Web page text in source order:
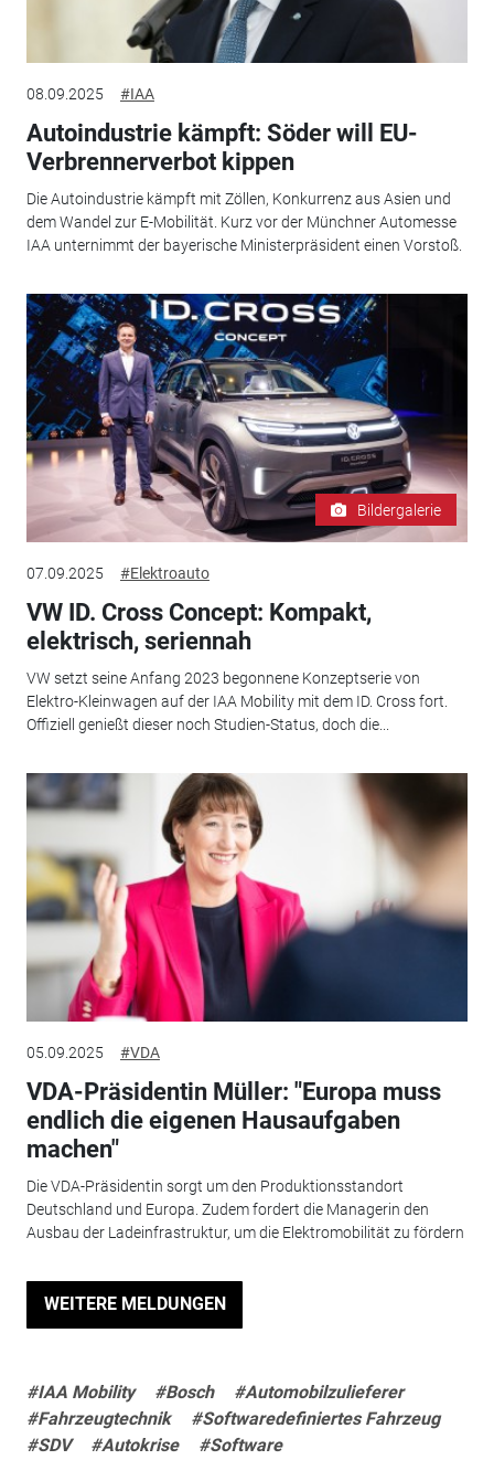
08.09.2025 #IAA
Autoindustrie kämpft: Söder will EU-
Verbrennerverbot kippen
Die Autoindustrie kämpft mit Zöllen, Konkurrenz aus Asien und
dem Wandel zur E-Mobilität. Kurz vor der Münchner Automesse
IAA unternimmt der bayerische Ministerpräsident einen Vorstoß.
Bildergalerie
07.09.2025 #Elektroauto
VW ID. Cross Concept: Kompakt,
elektrisch, seriennah
VW setzt seine Anfang 2023 begonnene Konzeptserie von
Elektro-Kleinwagen auf der IAA Mobility mit dem ID. Cross fort.
Offiziell genießt dieser noch Studien-Status, doch die...
05.09.2025 #VDA
VDA-Präsidentin Müller: "Europa muss
endlich die eigenen Hausaufgaben
machen"
Die VDA-Präsidentin sorgt um den Produktionsstandort
Deutschland und Europa. Zudem fordert die Managerin den
Ausbau der Ladeinfrastruktur, um die Elektromobilität zu fördern
WEITERE MELDUNGEN
#IAA Mobility #Bosch
#Automobilzulieferer
#Fahrzeugtechnik
#Softwaredefiniertes Fahrzeug
#SDV
#Autokrise #Software